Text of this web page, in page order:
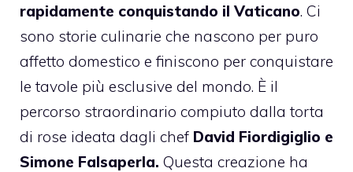
rapidamente conquistando il Vaticano. Ci
sono storie culinarie che nascono per puro
affetto domestico e finiscono per conquistare
le tavole più esclusive del mondo. È il
percorso straordinario compiuto dalla torta
di rose ideata dagli chef David Fiordigiglio e
Simone Falsaperla. Questa creazione ha